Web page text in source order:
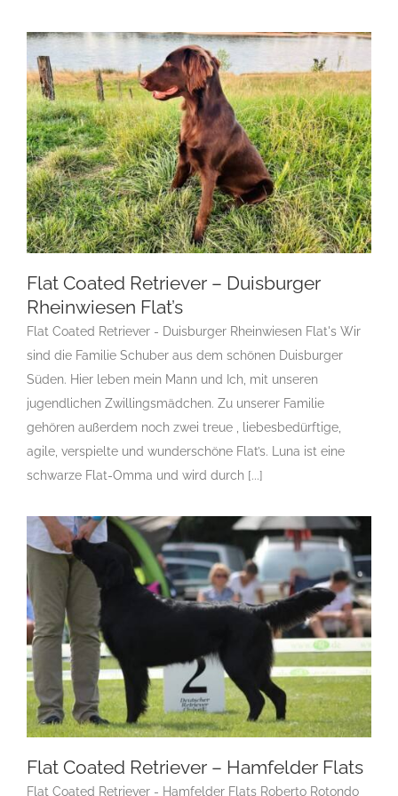
Flat Coated Retriever – Duisburger
Rheinwiesen Flat’s
F Gruppe 8 Gruppe 8-Sektion 1
Gruppe 8-Sektion 1
Flatcoated Retriever
Standard Rassehunde von A bis Z Rassehundezüchter
Flat Coated Retriever – Duisburger
Rheinwiesen Flat’s
Flat Coated Retriever - Duisburger Rheinwiesen Flat's Wir
sind die Familie Schuber aus dem schönen Duisburger
Süden. Hier leben mein Mann und Ich, mit unseren
jugendlichen Zwillingsmädchen. Zu unserer Familie
gehören außerdem noch zwei treue , liebesbedürftige,
agile, verspielte und wunderschöne Flat’s. Luna ist eine
schwarze Flat-Omma und wird durch [...]
Flat Coated Retriever – Hamfelder Flats
Flat Coated Retriever - Hamfelder Flats Roberto Rotondo